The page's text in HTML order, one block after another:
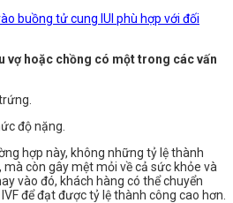
buồng tử cung IUI phù hợp với đối
vợ hoặc chồng có một trong các vấn
độ nặng.
hợp này, không những tỷ lệ thành
còn gây mệt mỏi về cả sức khỏe và
vào đó, khách hàng có thể chuyển
để đạt được tỷ lệ thành công cao hơn.